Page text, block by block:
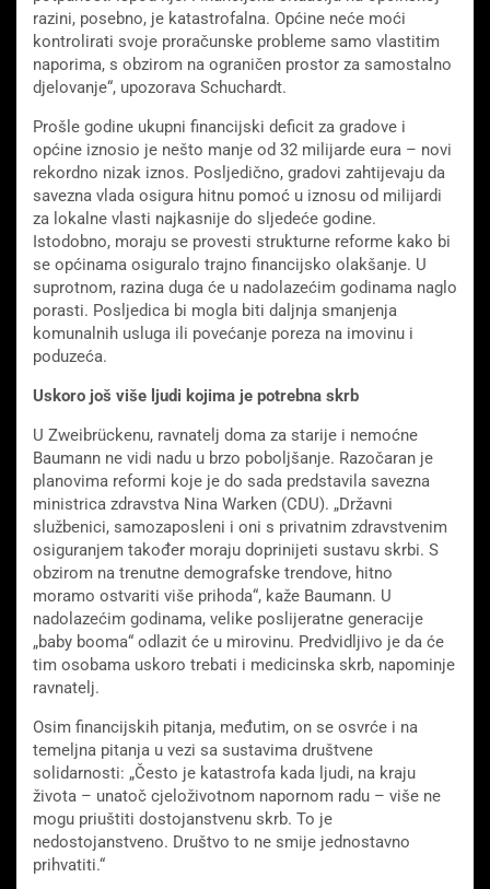
razini, posebno, je katastrofalna. Općine neće moći
kontrolirati svoje proračunske probleme samo vlastitim
naporima, s obzirom na ograničen prostor za samostalno
djelovanje“, upozorava Schuchardt.
Prošle godine ukupni financijski deficit za gradove i
općine iznosio je nešto manje od 32 milijarde eura – novi
rekordno nizak iznos. Posljedično, gradovi zahtijevaju da
savezna vlada osigura hitnu pomoć u iznosu od milijardi
za lokalne vlasti najkasnije do sljedeće godine.
Istodobno, moraju se provesti strukturne reforme kako bi
se općinama osiguralo trajno financijsko olakšanje. U
suprotnom, razina duga će u nadolazećim godinama naglo
porasti. Posljedica bi mogla biti daljnja smanjenja
komunalnih usluga ili povećanje poreza na imovinu i
poduzeća.
Uskoro još više ljudi kojima je potrebna skrb
U Zweibrückenu, ravnatelj doma za starije i nemoćne
Baumann ne vidi nadu u brzo poboljšanje. Razočaran je
planovima reformi koje je do sada predstavila savezna
ministrica zdravstva Nina Warken (CDU). „Državni
službenici, samozaposleni i oni s privatnim zdravstvenim
osiguranjem također moraju doprinijeti sustavu skrbi. S
obzirom na trenutne demografske trendove, hitno
moramo ostvariti više prihoda“, kaže Baumann. U
nadolazećim godinama, velike poslijeratne generacije
„baby booma“ odlazit će u mirovinu. Predvidljivo je da će
tim osobama uskoro trebati i medicinska skrb, napominje
ravnatelj.
Osim financijskih pitanja, međutim, on se osvrće i na
temeljna pitanja u vezi sa sustavima društvene
solidarnosti: „Često je katastrofa kada ljudi, na kraju
života – unatoč cjeloživotnom napornom radu – više ne
mogu priuštiti dostojanstvenu skrb. To je
nedostojanstveno. Društvo to ne smije jednostavno
prihvatiti.“